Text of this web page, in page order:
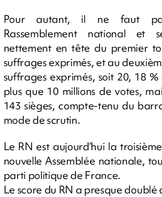
Pour autant, il ne faut
Rassemblement national et
nettement en tête du premier
suffrages exprimés, et au
suffrages exprimés, soit 20, 18
plus que 10 millions de votes,
143 sièges, compte-tenu du
mode de scrutin.
Le RN est aujourd’hui la
nouvelle Assemblée nationale,
parti politique de France.
Le score du RN a presque doublé